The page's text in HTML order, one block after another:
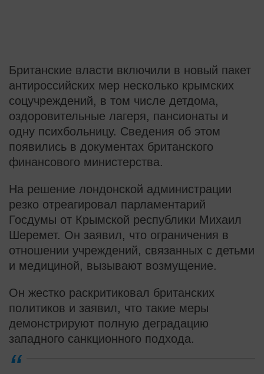
Британские власти включили в новый пакет
антироссийских мер несколько крымских
соцучреждений, в том числе детдома,
оздоровительные лагеря, пансионаты и
одну психбольницу. Сведения об этом
появились в документах британского
финансового министерства.
На решение лондонской администрации
резко отреагировал парламентарий
Госдумы от Крымской республики Михаил
Шеремет. Он заявил, что ограничения в
отношении учреждений, связанных с детьми
и медициной, вызывают возмущение.
Он жестко раскритиковал британских
политиков и заявил, что такие меры
демонстрируют полную деградацию
западного санкционного подхода.